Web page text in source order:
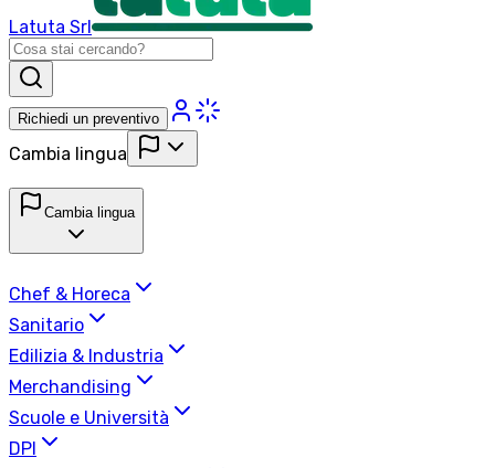
Latuta Srl
Richiedi un preventivo
Cambia lingua
Cambia lingua
Chef & Horeca
Sanitario
Edilizia & Industria
Merchandising
Scuole e Università
DPI